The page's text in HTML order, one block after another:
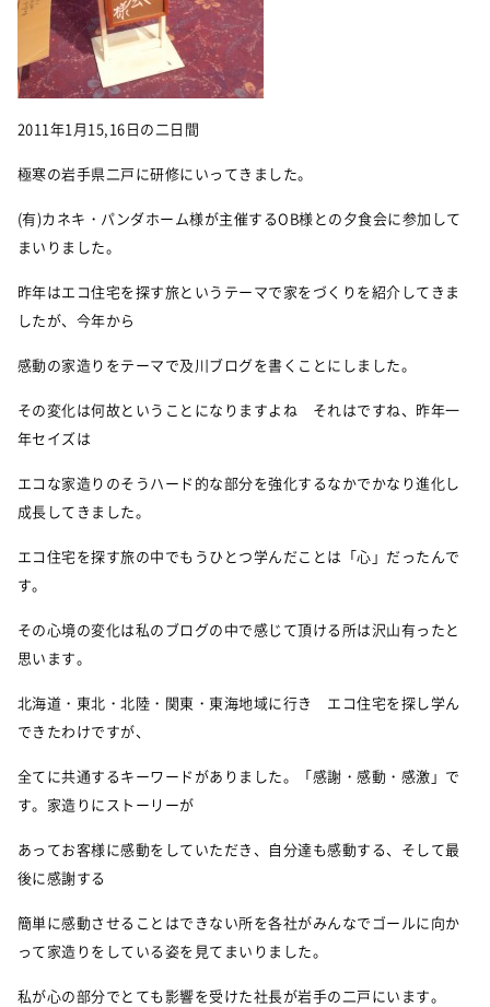
2011年1月15,16日の二日間
極寒の岩手県二戸に研修にいってきました。
(有)カネキ・パンダホーム様が主催するOB様との夕食会に参加して
まいりました。
昨年はエコ住宅を探す旅というテーマで家をづくりを紹介してきま
したが、今年から
感動の家造りをテーマで及川ブログを書くことにしました。
その変化は何故ということになりますよね それはですね、昨年一
年セイズは
エコな家造りのそうハード的な部分を強化するなかでかなり進化し
成長してきました。
エコ住宅を探す旅の中でもうひとつ学んだことは「心」だったんで
す。
その心境の変化は私のブログの中で感じて頂ける所は沢山有ったと
思います。
北海道・東北・北陸・関東・東海地域に行き エコ住宅を探し学ん
できたわけですが、
全てに共通するキーワードがありました。「感謝・感動・感激」で
す。家造りにストーリーが
あってお客様に感動をしていただき、自分達も感動する、そして最
後に感謝する
簡単に感動させることはできない所を各社がみんなでゴールに向か
って家造りをしている姿を見てまいりました。
私が心の部分でとても影響を受けた社長が岩手の二戸にいます。